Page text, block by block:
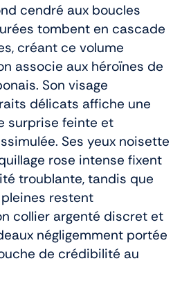
cendré aux boucles
tombent en cascade
créant ce volume
associe aux héroïnes de
Son visage
délicats affiche une
surprise feinte et
Ses yeux noisette
rose intense fixent
troublante, tandis que
restent
collier argenté discret et
négligemment portée
de crédibilité au